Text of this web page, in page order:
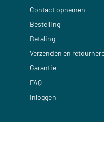
Contact opnemen
Bestelling
Betaling
Verzenden en
Garantie
FAQ
Inloggen